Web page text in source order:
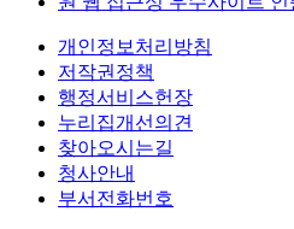
개인정보처리방침
저작권정책
행정서비스헌장
누리집개선의견
찾아오시는길
청사안내
부서전화번호